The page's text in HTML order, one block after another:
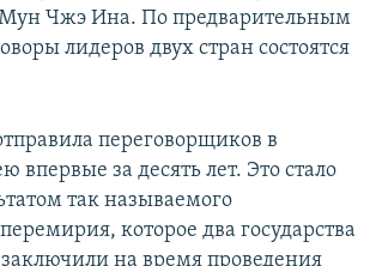
Чжэ Ина. По предварительным
лидеров двух стран состоятся
переговорщиков в
впервые за десять лет. Это стало
так называемого
которое два государства
на время проведения